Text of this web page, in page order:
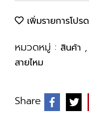
เพิ่มรายการโปรด
หมวดหมู่ : สินค้า ,
สายไหม
Share